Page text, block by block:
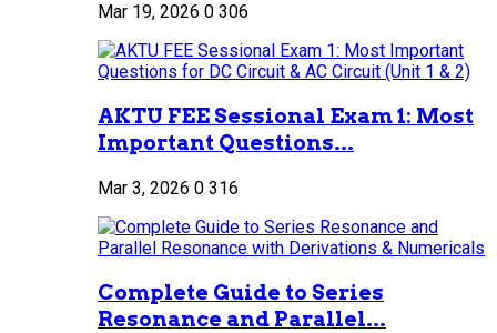
Mar 19, 2026 0 306
AKTU FEE Sessional Exam 1: Most
Important Questions...
Mar 3, 2026 0 316
Complete Guide to Series
Resonance and Parallel...